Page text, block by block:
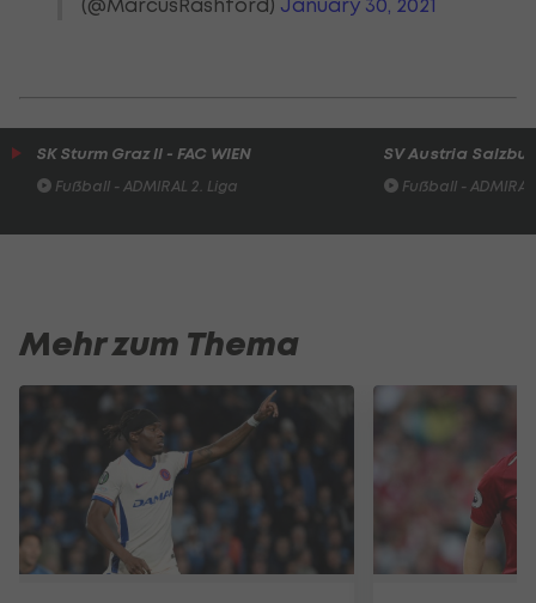
SK Sturm Graz II - FAC WIEN
Fußball - ADMIRAL 2. Liga
SV Austria
Fußball -
Mehr zum Thema